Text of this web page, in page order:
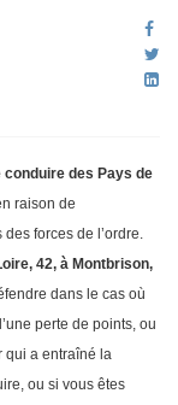
des Pays de
raison de
forces de l’ordre.
42, à Montbrison,
dans le cas où
perte de points, ou
qui a entraîné la
ou si vous êtes